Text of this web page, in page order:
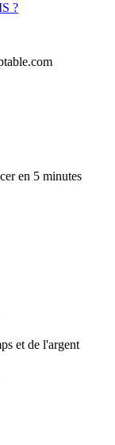
?
en 5 minutes
et de l'argent